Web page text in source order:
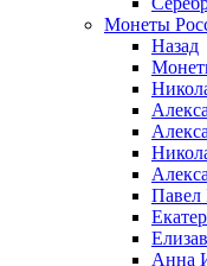
Монеты
Назад
Павел
Анна